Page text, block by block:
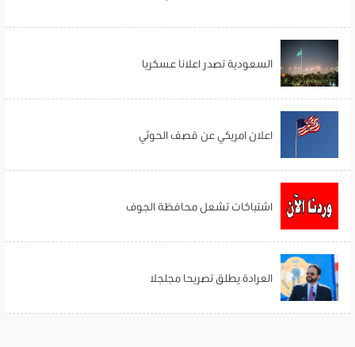
السعودية تصدر اعلانا عسكريا
اعلان امريكي عن قصف الحوثي
اشتباكات تشعل محافظة الجوف
العرادة يطلق تصريحا مجلجلا